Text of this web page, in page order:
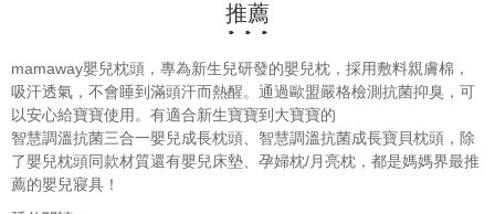
推薦
mamaway嬰兒枕頭，專為新生兒研發的嬰兒枕，採用敷料親膚棉，
吸汗透氣，不會睡到滿頭汗而熱醒。通過歐盟嚴格檢測抗菌抑臭，可
以安心給寶寶使用。有適合新生寶寶到大寶寶的
智慧調溫抗菌三合一嬰兒成長枕頭
智慧調溫抗菌成長寶貝枕頭 ，除
了嬰兒枕頭同款材質還有嬰兒床墊 孕婦枕/月亮枕 ，都是媽媽界最推
薦的嬰兒寢具！